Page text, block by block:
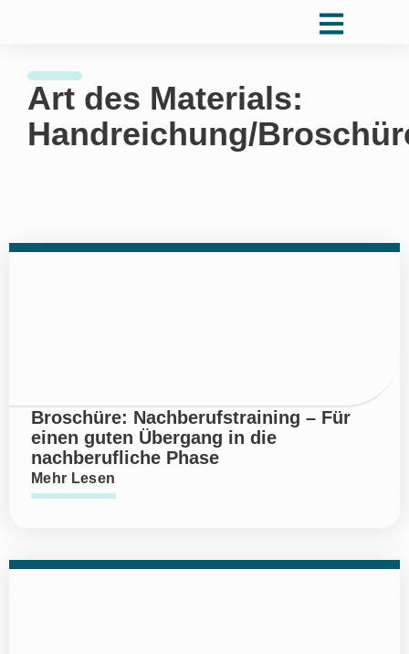
Art des Materials:
Handreichung/
Broschüre: Nachberufstraining – Für
einen guten Übergang in die
nachberufliche Phase
Mehr Lesen